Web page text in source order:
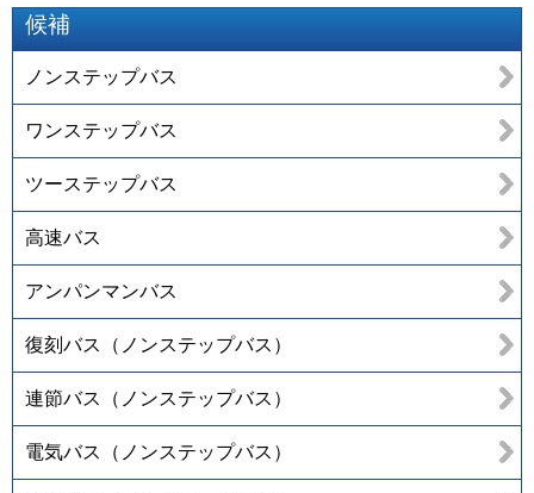
候補
ノンステップバス
ワンステップバス
ツーステップバス
高速バス
アンパンマンバス
復刻バス（ノンステップバス）
連節バス（ノンステップバス）
電気バス（ノンステップバス）